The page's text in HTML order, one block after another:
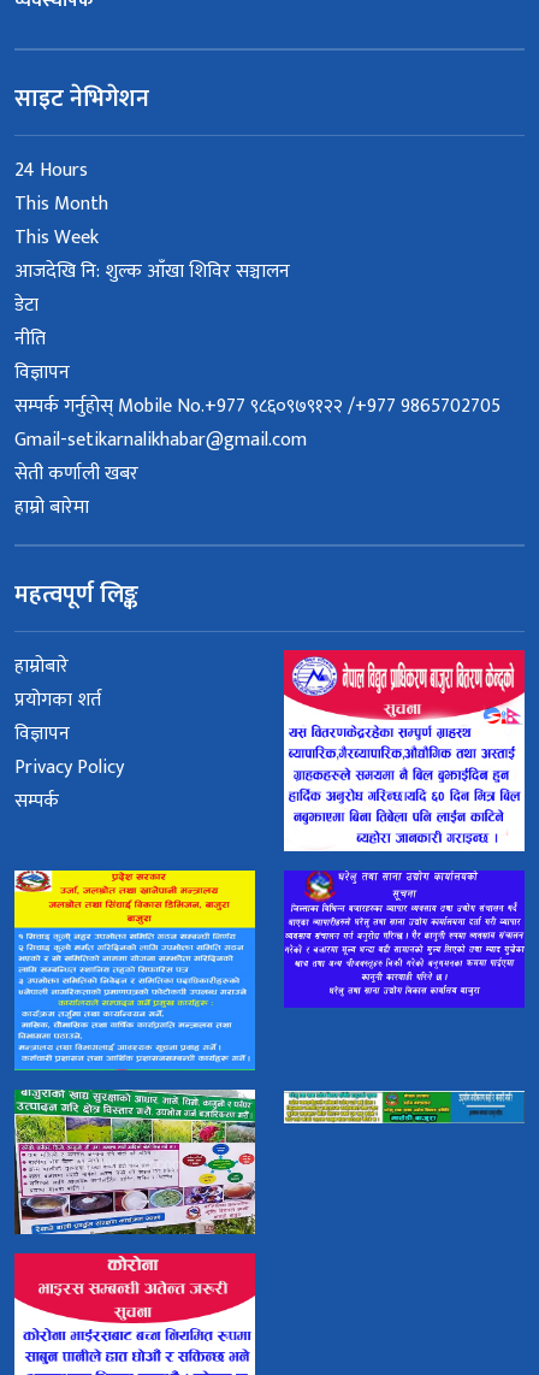
साइट नेभिगेशन
24 Hours
This Month
This Week
आजदेखि नि: शुल्क आँखा शिविर सञ्चालन
डेटा
नीति
विज्ञापन
सम्पर्क गर्नुहोस् Mobile No.+977 ९८६०९७९१२२ /+977 9865702705
Gmail-setikarnalikhabar@gmail.com
सेती कर्णाली खबर
हाम्रो बारेमा
महत्वपूर्ण लिङ्क
हाम्रोबारे
प्रयोगका शर्त
विज्ञापन
Privacy Policy
सम्पर्क